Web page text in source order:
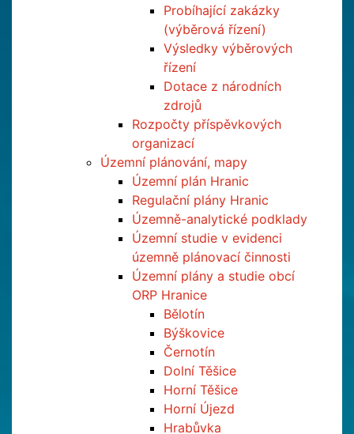
Probíhající zakázky
(výběrová řízení)
Výsledky výběrových
řízení
Dotace z národních
zdrojů
Rozpočty příspěvkových
organizací
Územní plánování, mapy
Územní plán Hranic
Regulační plány Hranic
Územně-analytické podklady
Územní studie v evidenci
územně plánovací činnosti
Územní plány a studie obcí
ORP Hranice
Bělotín
Býškovice
Černotín
Dolní Těšice
Horní Těšice
Horní Újezd
Hrabůvka